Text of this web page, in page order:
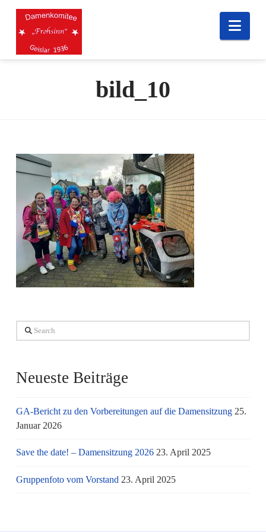
bild_10
Search
Neueste Beiträge
GA-Bericht zu den Vorbereitungen auf die Damensitzung 25.
Januar 2026
Save the date! – Damensitzung 2026 23. April 2025
Gruppenfoto vom Vorstand 23. April 2025